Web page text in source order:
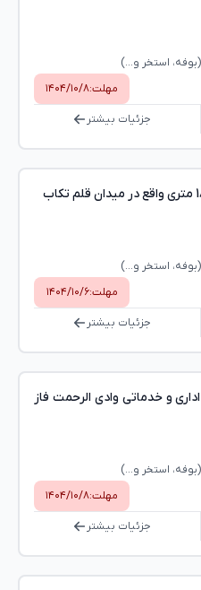
استخر و...)
مهلت:۱۴۰۴/۱۰/۸
جزئیات بیشتر
استخر و...)
مهلت:۱۴۰۴/۱۰/۶
جزئیات بیشتر
و خدماتی وادی الرحمت فاز
استخر و...)
مهلت:۱۴۰۴/۱۰/۸
جزئیات بیشتر